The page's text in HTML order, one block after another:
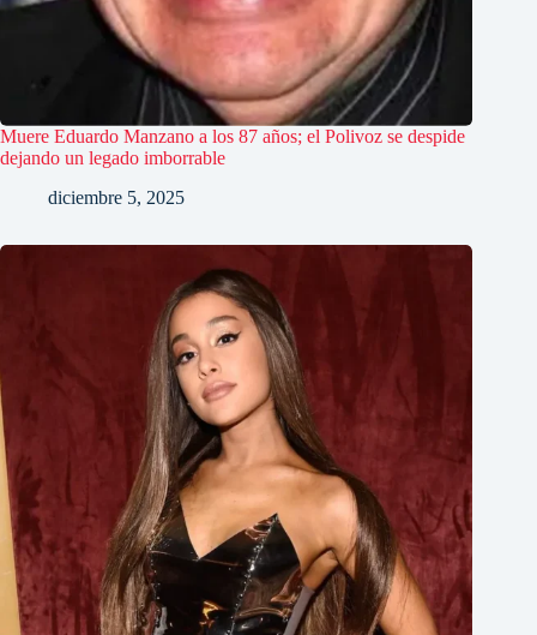
Muere Eduardo Manzano a los 87 años; el Polivoz se despide
dejando un legado imborrable
diciembre 5, 2025